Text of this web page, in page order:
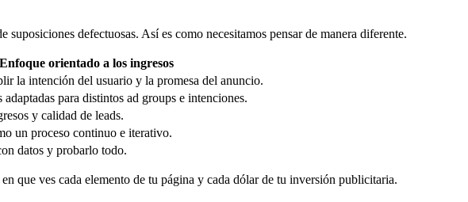
defectuosas. Así es como necesitamos pensar de manera diferente.
Enfoque orientado a los ingresos
la intención del usuario y la promesa del anuncio.
adaptadas para distintos ad groups e intenciones.
y calidad de leads.
un proceso continuo e iterativo.
datos y probarlo todo.
que ves cada elemento de tu página y cada dólar de tu inversión publicitaria.